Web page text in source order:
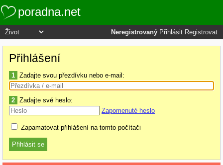
poradna.net
Neregistrovaný Přihlásit Registrovat
Přihlášení
1 Zadajte svou přezdívku nebo e-mail:
2 Zadajte své heslo:
Zapomenuté heslo
Zapamatovat přihlášení na tomto počítači